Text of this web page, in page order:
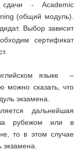
сдачи - Academic
(общий модуль).
Выбор зависит
сертификат
языке –
можно сказать, что
экзамена.
дальнейшая
за рубежом или в
то в этом случае